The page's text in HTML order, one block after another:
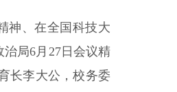
神、在全国科技大
局6月27日会议精
长李大公，校务委